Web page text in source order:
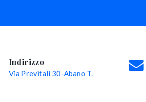
Indirizzo
Via Previtali 30-Abano T.